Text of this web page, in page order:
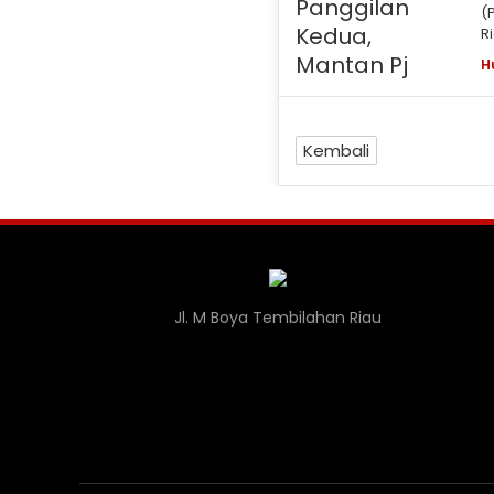
m
Kembali
Jl. M Boya Tembilahan Riau